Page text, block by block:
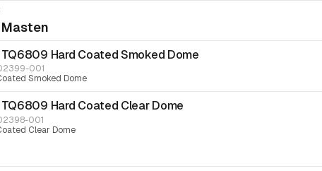
TQ6809 Hard Coated Smoked Dome
001
Smoked Dome
TQ6809 Hard Coated Clear Dome
001
Clear Dome